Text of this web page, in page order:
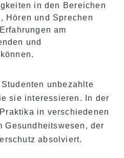
in den Bereichen
Hören und Sprechen
am
und
unbezahlte
sie interessieren. In der
in verschiedenen
Gesundheitswesen, der
absolviert.